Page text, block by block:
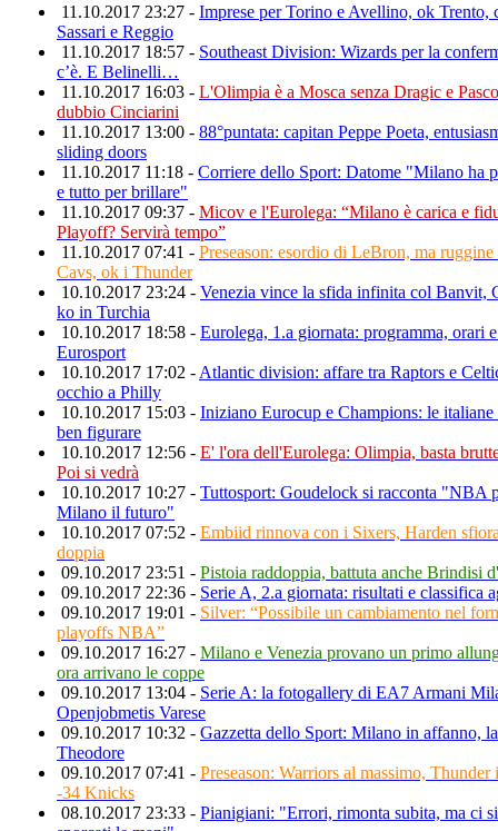
11.10.2017 23:27 - Imprese per Torino e Avellino, ok Trento,
Sassari e Reggio
11.10.2017 18:57 - Southeast Division: Wizards per la
c’è. E Belinelli…
11.10.2017 16:03 - L'Olimpia è a Mosca senza Dragic e
dubbio Cinciarini
11.10.2017 13:00 - 88°puntata: capitan Peppe Poeta,
sliding doors
11.10.2017 11:18 - Corriere dello Sport: Datome "Milano ha
e tutto per brillare"
11.10.2017 09:37 - Micov e l'Eurolega: “Milano è carica e
Playoff? Servirà tempo”
11.10.2017 07:41 - Preseason: esordio di LeBron, ma ruggine
Cavs, ok i Thunder
10.10.2017 23:24 - Venezia vince la sfida infinita col Banvit,
ko in Turchia
10.10.2017 18:58 - Eurolega, 1.a giornata: programma, orari
Eurosport
10.10.2017 17:02 - Atlantic division: affare tra Raptors e
occhio a Philly
10.10.2017 15:03 - Iniziano Eurocup e Champions: le italiane
ben figurare
10.10.2017 12:56 - E' l'ora dell'Eurolega: Olimpia, basta
Poi si vedrà
10.10.2017 10:27 - Tuttosport: Goudelock si racconta "NBA
Milano il futuro"
10.10.2017 07:52 - Embiid rinnova con i Sixers, Harden
doppia
09.10.2017 23:51 - Pistoia raddoppia, battuta anche Brindisi
09.10.2017 22:36 - Serie A, 2.a giornata: risultati e classifica
09.10.2017 19:01 - Silver: “Possibile un cambiamento nel
playoffs NBA”
09.10.2017 16:27 - Milano e Venezia provano un primo
ora arrivano le coppe
09.10.2017 13:04 - Serie A: la fotogallery di EA7 Armani
Openjobmetis Varese
09.10.2017 10:32 - Gazzetta dello Sport: Milano in affanno,
Theodore
09.10.2017 07:41 - Preseason: Warriors al massimo, Thunder
-34 Knicks
08.10.2017 23:33 - Pianigiani: "Errori, rimonta subita, ma ci